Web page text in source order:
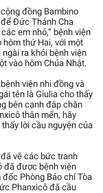
đồng Bambino
Đức Thánh Cha
em nhỏ,” bệnh viện
thứ Hai, với một
ra khỏi bệnh viện
vào hôm Chúa Nhật.
viện nhi đồng và
tên là Giulia cho thấy
bên cạnh đắp chăn
thân mến, hãy
lời cầu nguyện của
vẽ các bức tranh
đã được bệnh viện
Phòng Báo chí Tòa
Phanxicô đã cầu